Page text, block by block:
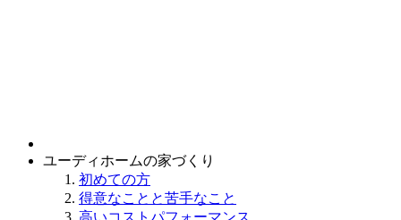
ユーディホームの家づくり
初めての方
得意なことと苦手なこと
高いコストパフォーマンス